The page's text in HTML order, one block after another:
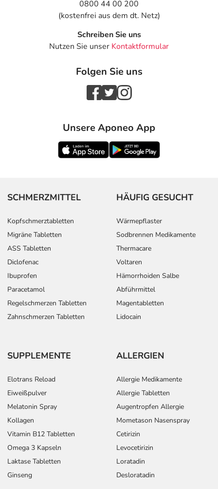
0800 44 00 200
(kostenfrei aus dem dt. Netz)
Schreiben Sie uns
Nutzen Sie unser Kontaktformular
Folgen Sie uns
Unsere Aponeo App
SCHMERZMITTEL
Kopfschmerztabletten
Migräne Tabletten
ASS Tabletten
Diclofenac
Ibuprofen
Paracetamol
Regelschmerzen Tabletten
Zahnschmerzen Tabletten
HÄUFIG GESUCHT
Wärmepflaster
Sodbrennen Medikamente
Thermacare
Voltaren
Hämorrhoiden Salbe
Abführmittel
Magentabletten
Lidocain
SUPPLEMENTE
Elotrans Reload
Eiweißpulver
Melatonin Spray
Kollagen
Vitamin B12 Tabletten
Omega 3 Kapseln
Laktase Tabletten
Ginseng
ALLERGIEN
Allergie Medikamente
Allergie Tabletten
Augentropfen Allergie
Mometason Nasenspray
Cetirizin
Levocetirizin
Loratadin
Desloratadin